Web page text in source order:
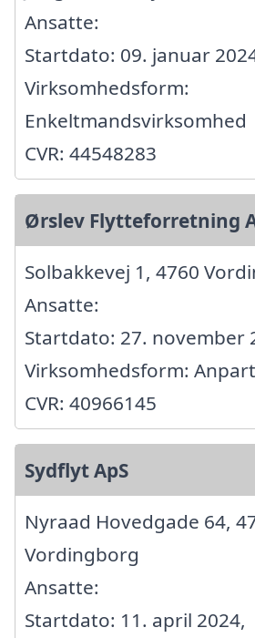
Ansatte:
Startdato: 09. januar
Virksomhedsform:
Enkeltmandsvirksomhed
CVR: 44548283
Ørslev Flytteforretning
Solbakkevej 1, 4760
Ansatte:
Startdato: 27. november
Virksomhedsform:
CVR: 40966145
Sydflyt ApS
Nyraad Hovedgade 64,
Vordingborg
Ansatte:
Startdato: 11. april 2024,